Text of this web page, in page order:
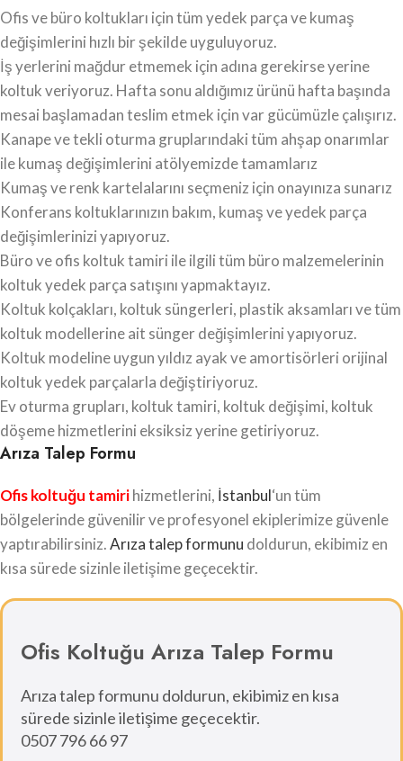
Ofis ve büro koltukları için tüm yedek parça ve kumaş
değişimlerini hızlı bir şekilde uyguluyoruz.
İş yerlerini mağdur etmemek için adına gerekirse yerine
koltuk veriyoruz. Hafta sonu aldığımız ürünü hafta başında
mesai başlamadan teslim etmek için var gücümüzle çalışırız.
Kanape ve tekli oturma gruplarındaki tüm ahşap onarımlar
ile kumaş değişimlerini atölyemizde tamamlarız
Kumaş ve renk kartelalarını seçmeniz için onayınıza sunarız
Konferans koltuklarınızın bakım, kumaş ve yedek parça
değişimlerinizi yapıyoruz.
Büro ve ofis koltuk tamiri ile ilgili tüm büro malzemelerinin
koltuk yedek parça satışını yapmaktayız.
Koltuk kolçakları, koltuk süngerleri, plastik aksamları ve tüm
koltuk modellerine ait sünger değişimlerini yapıyoruz.
Koltuk modeline uygun yıldız ayak ve amortisörleri orijinal
koltuk yedek parçalarla değiştiriyoruz.
Ev oturma grupları, koltuk tamiri, koltuk değişimi, koltuk
döşeme hizmetlerini eksiksiz yerine getiriyoruz.
Arıza Talep Formu
Ofis koltuğu tamirihizmetlerini, İstanbul‘un tüm
bölgelerinde güvenilir ve profesyonel ekiplerimize güvenle
yaptırabilirsiniz.Arıza talep formunu doldurun, ekibimiz en
kısa sürede sizinle iletişime geçecektir.
Ofis Koltuğu Arıza Talep Formu
Arıza talep formunu doldurun, ekibimiz en kısa
sürede sizinle iletişime geçecektir.
0507 796 66 97